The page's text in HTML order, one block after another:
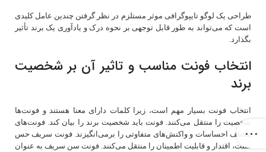
طراحی یک لوگو تایپوگرافی موثر مستلزم در نظر گرفتن چندین عامل کلیدی
است که می‌تواند به طور قابل توجهی بر نحوه درک و یادآوری یک برند تأثیر
بگذارد.
انتخاب فونت مناسب و تاثیر آن بر شخصیت
برند
انتخاب فونت بسیار مهم است، زیرا کلمات دارای معنا هستند و فونت‌ها
شخصیت را منتقل می‌کنند. فونت باید شخصیت برند را بیان کند. فونت‌های
مختلف احساسات و واکنش‌های متفاوتی را برمی‌انگیزند. فونت‌ سریف حس
سنت، اقتدار و قابلیت اطمینان را منتقل می‌کنند. فونت‌ سن سریف به عنوان